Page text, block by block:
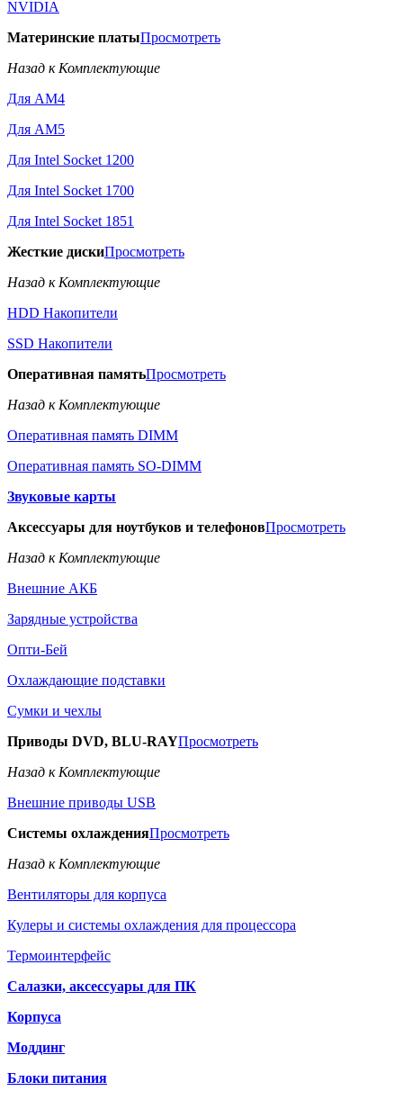
NVIDIA
Материнские платыПросмотреть
Назад к Комплектующие
Для AM4
Для AM5
Для Intel Socket 1200
Для Intel Socket 1700
Для Intel Socket 1851
Жесткие дискиПросмотреть
Назад к Комплектующие
HDD Накопители
SSD Накопители
Оперативная памятьПросмотреть
Назад к Комплектующие
Оперативная память DIMM
Оперативная память SO-DIMM
Звуковые карты
Аксессуары для ноутбуков и телефоновПросмотреть
Назад к Комплектующие
Внешние АКБ
Зарядные устройства
Опти-Бей
Охлаждающие подставки
Сумки и чехлы
Приводы DVD, BLU-RAYПросмотреть
Назад к Комплектующие
Внешние приводы USB
Системы охлажденияПросмотреть
Назад к Комплектующие
Вентиляторы для корпуса
Кулеры и системы охлаждения для процессора
Термоинтерфейс
Салазки, аксессуары для ПК
Корпуса
Моддинг
Блоки питания